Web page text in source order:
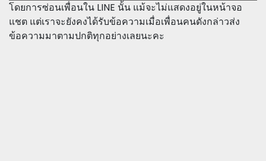
โดยการซ่อนเพื่อนใน LINE นั้น แม้จะไม่แสดงอยู่ในหน้าจอ
แชต แต่เราจะยังคงได้รับข้อความเมื่อเพื่อนคนดังกล่าวส่ง
ข้อความมาตามปกติทุกอย่างเลยนะคะ